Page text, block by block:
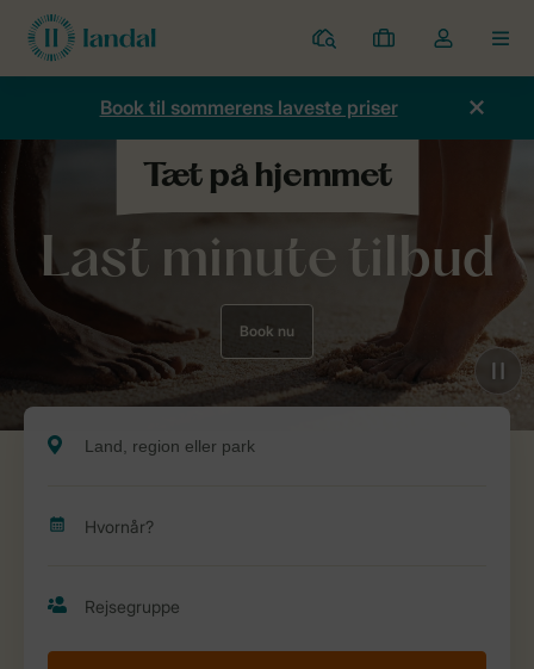
Parker
Mine
bookinger
Toggle
the
Book til sommerens laveste priser
Last minute tilbud
Book nu